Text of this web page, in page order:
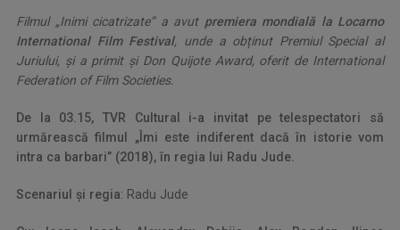
Filmul „Inimi cicatrizate” a avut premiera mondială la Locarno
International Film Festival, unde a obținut Premiul Special al
Juriului, și a primit și Don Quijote Award, oferit de International
Federation of Film Societies.
De la 03.15, TVR Cultural i-a invitat pe telespectatori să
urmărească filmul „Îmi este indiferent dacă în istorie vom
intra ca barbari” (2018), în regia lui Radu Jude.
Scenariul și regia: Radu Jude